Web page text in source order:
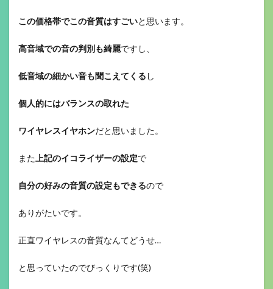
この価格帯でこの音質はすごいと思います。
高音域での音の判別も綺麗ですし、
低音域の細かい音も聞こえてくる し
個人的にはバランスの取れた
ワイヤレスイヤホンだと思いました。
また 上記のイコライザーの設定で
自分の好みの音質の設定もできるので
ありがたいです。
正直ワイヤレスの音質なんてどうせ…
と思っていたのでびっくりです(笑)